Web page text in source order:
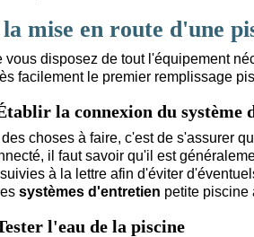
mise en route d'une
vous disposez de tout l'équipement
facilement le premier remplissage
la connexion du système
choses à faire, c'est de s'assurer
il faut savoir qu'il est
à la lettre afin d'éviter
systèmes d'entretien petite piscine
l'eau de la piscine